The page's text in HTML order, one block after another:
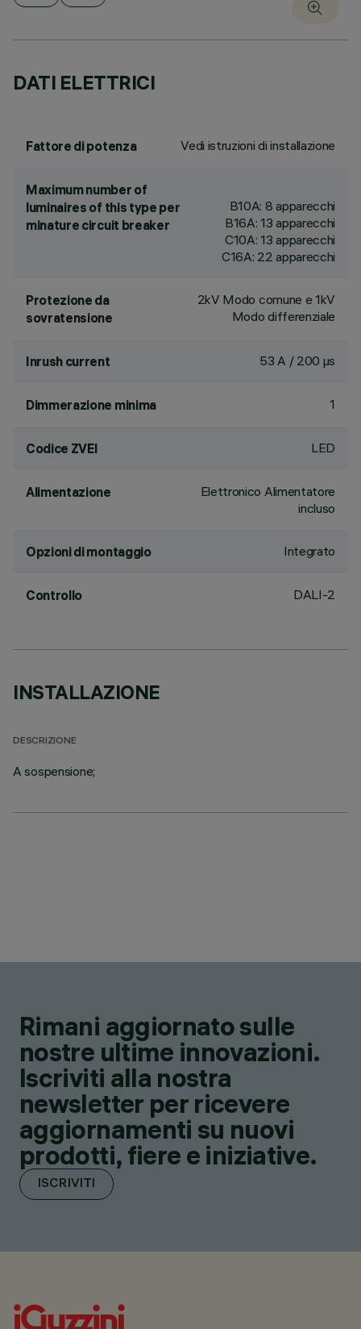
DATI ELETTRICI
Fattore di potenza Vedi istruzioni di installazione
Maximum number of
luminaires of this type per
minature circuit breaker
B10A: 8 apparecchi
B16A: 13 apparecchi
C10A: 13 apparecchi
C16A: 22 apparecchi
Protezione da
sovratensione
2kV Modo comune e 1kV
Modo differenziale
Inrush current 53 A / 200 µs
Dimmerazione minima 1
Codice ZVEI LED
Alimentazione
Elettronico Alimentatore
incluso
Opzioni di montaggio Integrato
Controllo DALI-2
INSTALLAZIONE
DESCRIZIONE
A sospensione;
Rimani aggiornato sulle
nostre ultime innovazioni.
Iscriviti alla nostra
newsletter per ricevere
aggiornamenti su nuovi
prodotti, fiere e iniziative.
ISCRIVITI